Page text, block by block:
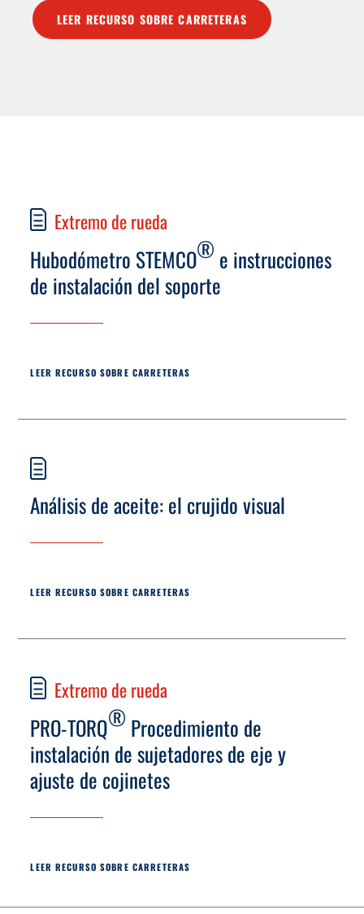
LEER RECURSO SOBRE CARRETERAS
Extremo de rueda
Hubodómetro STEMCO® e instrucciones
de instalación del soporte
LEER RECURSO SOBRE CARRETERAS
Análisis de aceite: el crujido visual
LEER RECURSO SOBRE CARRETERAS
Extremo de rueda
PRO-TORQ® Procedimiento de
instalación de sujetadores de eje y
ajuste de cojinetes
LEER RECURSO SOBRE CARRETERAS